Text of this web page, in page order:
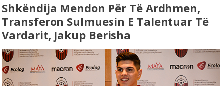
Shkëndija Mendon Për Të Ardhmen,
Transferon Sulmuesin E Talentuar Të
Vardarit, Jakup Berisha